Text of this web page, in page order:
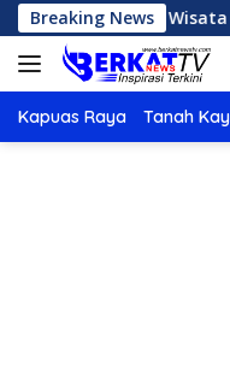
Langsung
ke
konten
Breaking News
Destinasi Wisata
Kapuas Raya Tanah